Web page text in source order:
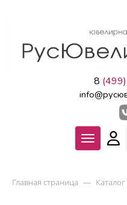
8 (499)
Главная страница — Каталог